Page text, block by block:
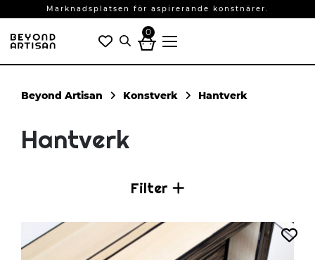
Marknadsplatsen för aspirerande konstnärer.
0
Konstverk Hantverk
Hantverk
Filter